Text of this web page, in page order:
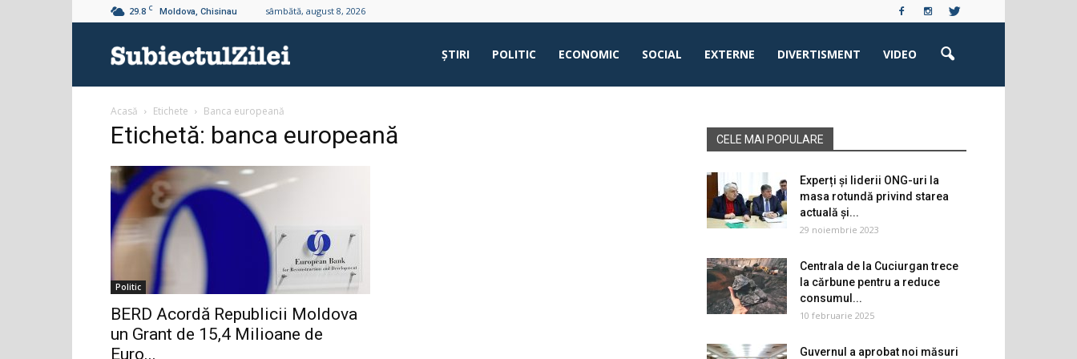
29.8 C Moldova, Chisinau sâmbătă, august 8, 2026
ŞTIRI POLITIC ECONOMIC SOCIAL EXTERNE DIVERTISMENT VIDEO
Acasă Etichete Banca europeană
Etichetă: banca europeană
Politic
BERD Acordă Republicii Moldova
un Grant de 15,4 Milioane de
Euro...
CELE MAI POPULARE
Experți și liderii ONG-uri la
masa rotundă privind starea
actuală și...
29 noiembrie 2023
Centrala de la Cuciurgan trece
la cărbune pentru a reduce
consumul...
10 februarie 2025
Guvernul a aprobat noi măsuri